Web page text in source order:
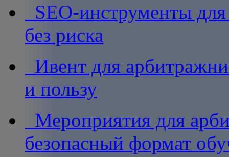
SEO-инструменты
без риска
Ивент для
и пользу
Мероприятия для
безопасный формат